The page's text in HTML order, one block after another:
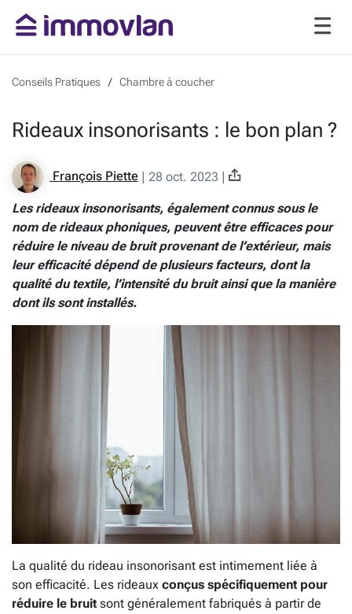
Conseils Pratiques Chambre à coucher
Rideaux insonorisants : le bon plan ?
François Piette | 28 oct. 2023 |
Les rideaux insonorisants, également connus sous le
nom de rideaux phoniques, peuvent être efficaces pour
réduire le niveau de bruit provenant de l’extérieur, mais
leur efficacité dépend de plusieurs facteurs, dont la
qualité du textile, l’intensité du bruit ainsi que la manière
dont ils sont installés.
La qualité du rideau insonorisant est intimement liée à
son efficacité. Les rideaux conçus spécifiquement pour
réduire le bruit sont généralement fabriqués à partir de